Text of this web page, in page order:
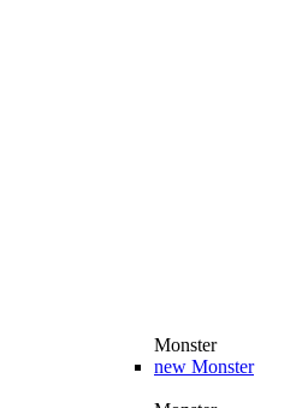
Monster
new Monster